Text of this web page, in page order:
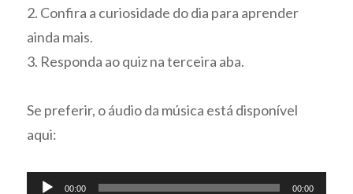
2. Confira a curiosidade do dia para aprender
ainda mais.
3. Responda ao quiz na terceira aba.
Se preferir, o áudio da música está disponível
aqui:
Tocador
00:00 00:00